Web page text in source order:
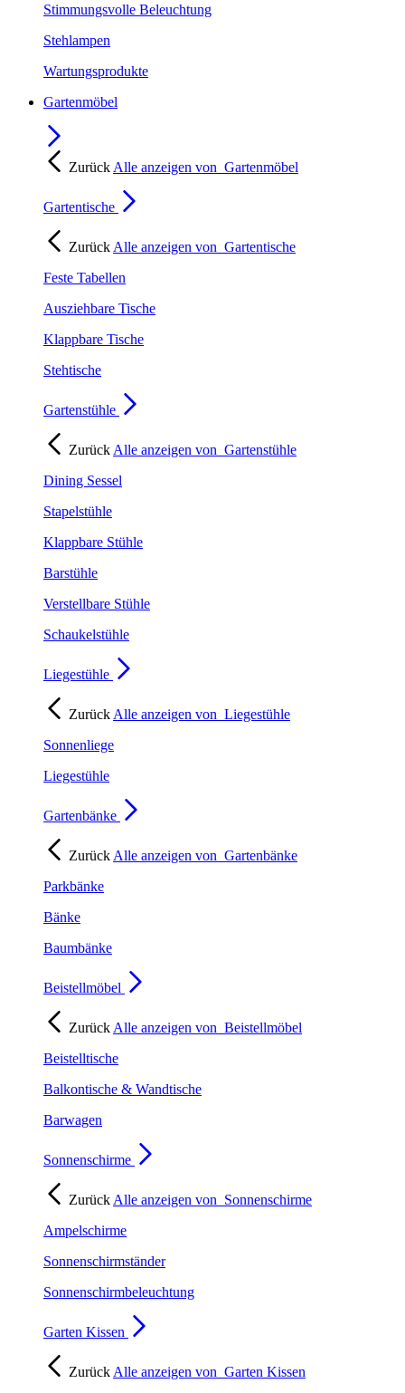
Stimmungsvolle Beleuchtung
Stehlampen
Wartungsprodukte
Gartenmöbel
Zurück Alle anzeigen von Gartenmöbel
Gartentische
Zurück Alle anzeigen von Gartentische
Feste Tabellen
Ausziehbare Tische
Klappbare Tische
Stehtische
Gartenstühle
Zurück Alle anzeigen von Gartenstühle
Dining Sessel
Stapelstühle
Klappbare Stühle
Barstühle
Verstellbare Stühle
Schaukelstühle
Liegestühle
Zurück Alle anzeigen von Liegestühle
Sonnenliege
Liegestühle
Gartenbänke
Zurück Alle anzeigen von Gartenbänke
Parkbänke
Bänke
Baumbänke
Beistellmöbel
Zurück Alle anzeigen von Beistellmöbel
Beistelltische
Balkontische & Wandtische
Barwagen
Sonnenschirme
Zurück Alle anzeigen von Sonnenschirme
Ampelschirme
Sonnenschirmständer
Sonnenschirmbeleuchtung
Garten Kissen
Zurück Alle anzeigen von Garten Kissen